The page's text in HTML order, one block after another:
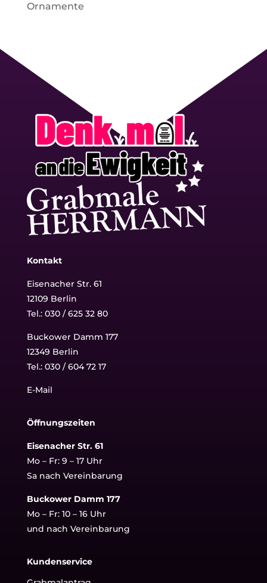
Ornamente
Kontakt
Eisenacher Str. 61
12109 Berlin
Tel.: 030 / 625 32 80
Buckower Damm 177
12349 Berlin
Tel.: 030 / 604 72 17
E-Mail
Öffnungszeiten
Eisenacher Str. 61
Mo – Fr: 9 – 17 Uhr
Sa nach Vereinbarung
Buckower Damm 177
Mo – Fr: 10 – 16 Uhr
und nach Vereinbarung
Kundenservice